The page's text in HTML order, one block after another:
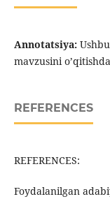
Annotatsiya:
mavzusini
REFERENCES
REFERENCES:
Foydalanilgan